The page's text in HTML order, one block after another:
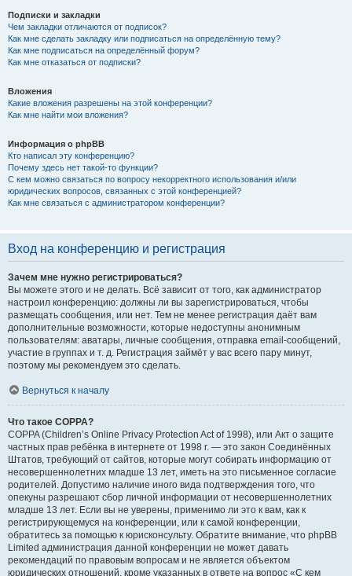
Подписки и закладки
Чем закладки отличаются от подписок?
Как мне сделать закладку или подписаться на определённую тему?
Как мне подписаться на определённый форум?
Как мне отказаться от подписки?
Вложения
Какие вложения разрешены на этой конференции?
Как мне найти мои вложения?
Информация о phpBB
Кто написал эту конференцию?
Почему здесь нет такой-то функции?
С кем можно связаться по вопросу некорректного использования и/или
юридических вопросов, связанных с этой конференцией?
Как мне связаться с администратором конференции?
Вход на конференцию и регистрация
Зачем мне нужно регистрироваться?
Вы можете этого и не делать. Всё зависит от того, как администратор
настроил конференцию: должны ли вы зарегистрироваться, чтобы
размещать сообщения, или нет. Тем не менее регистрация даёт вам
дополнительные возможности, которые недоступны анонимным
пользователям: аватары, личные сообщения, отправка email-сообщений,
участие в группах и т. д. Регистрация займёт у вас всего пару минут,
поэтому мы рекомендуем это сделать.
Вернуться к началу
Что такое COPPA?
COPPA (Children’s Online Privacy Protection Act of 1998), или Акт о защите
частных прав ребёнка в интернете от 1998 г. — это закон Соединённых
Штатов, требующий от сайтов, которые могут собирать информацию от
несовершеннолетних младше 13 лет, иметь на это письменное согласие
родителей. Допустимо наличие иного вида подтверждения того, что
опекуны разрешают сбор личной информации от несовершеннолетних
младше 13 лет. Если вы не уверены, применимо ли это к вам, как к
регистрирующемуся на конференции, или к самой конференции,
обратитесь за помощью к юрисконсульту. Обратите внимание, что phpBB
Limited администрация данной конференции не может давать
рекомендаций по правовым вопросам и не является объектом
юридических отношений, кроме указанных в ответе на вопрос «С кем